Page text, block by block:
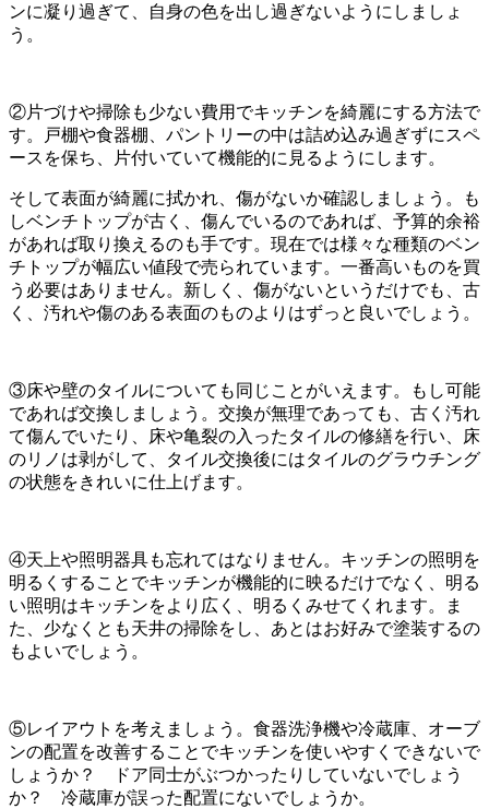
ンに凝り過ぎて、自身の色を出し過ぎないようにしましょ
う。
②片づけや掃除も少ない費用でキッチンを綺麗にする方法で
す。戸棚や食器棚、パントリーの中は詰め込み過ぎずにスペ
ースを保ち、片付いていて機能的に見るようにします。
そして表面が綺麗に拭かれ、傷がないか確認しましょう。も
しベンチトップが古く、傷んでいるのであれば、予算的余裕
があれば取り換えるのも手です。現在では様々な種類のベン
チトップが幅広い値段で売られています。一番高いものを買
う必要はありません。新しく、傷がないというだけでも、古
く、汚れや傷のある表面のものよりはずっと良いでしょう。
③床や壁のタイルについても同じことがいえます。もし可能
であれば交換しましょう。交換が無理であっても、古く汚れ
て傷んでいたり、床や亀裂の入ったタイルの修繕を行い、床
のリノは剥がして、タイル交換後にはタイルのグラウチング
の状態をきれいに仕上げます。
④天上や照明器具も忘れてはなりません。キッチンの照明を
明るくすることでキッチンが機能的に映るだけでなく、明る
い照明はキッチンをより広く、明るくみせてくれます。ま
た、少なくとも天井の掃除をし、あとはお好みで塗装するの
もよいでしょう。
⑤レイアウトを考えましょう。食器洗浄機や冷蔵庫、オーブ
ンの配置を改善することでキッチンを使いやすくできないで
しょうか？ ドア同士がぶつかったりしていないでしょう
か？ 冷蔵庫が誤った配置にないでしょうか。